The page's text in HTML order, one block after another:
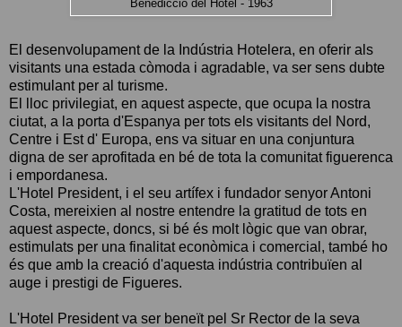
Benedicció del Hotel - 1963
El desenvolupament de la Indústria Hotelera, en oferir als
visitants una estada còmoda i agradable, va ser sens dubte
estimulant per al turisme.
El lloc privilegiat, en aquest aspecte, que ocupa la nostra
ciutat, a la porta d'Espanya per tots els visitants del Nord,
Centre i Est d' Europa, ens va situar en una conjuntura
digna de ser aprofitada en bé de tota la comunitat figuerenca
i empordanesa.
L'Hotel President, i el seu artífex i fundador senyor Antoni
Costa, mereixien al nostre entendre la gratitud de tots en
aquest aspecte, doncs, si bé és molt lògic que van obrar,
estimulats per una finalitat econòmica i comercial, també ho
és que amb la creació d'aquesta indústria contribuïen al
auge i prestigi de Figueres.
L'Hotel President va ser beneït pel Sr Rector de la seva